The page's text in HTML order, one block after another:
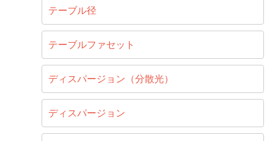
テーブル径
テーブルファセット
ディスパージョン（分散光）
ディスパージョン